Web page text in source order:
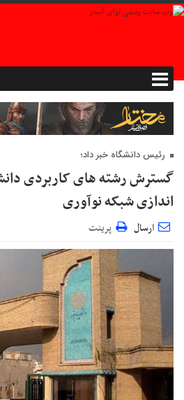
رئیس دانشگاه خبر داد؛
گسترش رشته های کاربردی
اندازی شبکه نوآوری
ارسال پرینت